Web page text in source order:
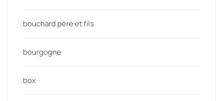
bouchard père et fils
bourgogne
box